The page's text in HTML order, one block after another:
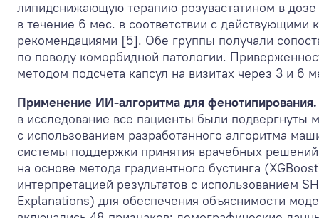
липидснижающую терапию розувастатином в
в течение 6 мес. в соответствии с действующими
рекомендациями [5]. Обе группы получали
по поводу коморбидной патологии.
методом подсчета капсул на визитах через 3 и 6
Применение ИИ-алгоритма для
в исследование все пациенты были подвергнуты
с использованием разработанного алгоритма
системы поддержки принятия врачебных
на основе метода градиентного бустинга
интерпретацией результатов с использованием
Explanations) для обеспечения объяснимости